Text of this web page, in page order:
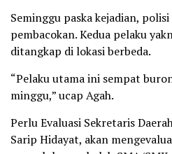
Seminggu paska kejadian,
pembacokan. Kedua pelaku
ditangkap di lokasi berbeda.
“Pelaku utama ini sempat
minggu,” ucap Agah.
Perlu Evaluasi Sekretaris
Sarip Hidayat, akan